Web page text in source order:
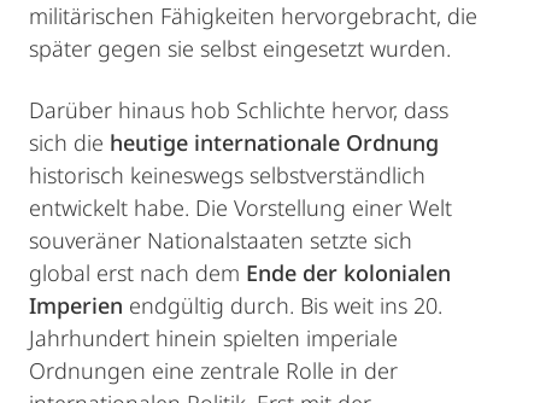
militärischen Fähigkeiten hervorgebracht, die
später gegen sie selbst eingesetzt wurden.
Darüber hinaus hob Schlichte hervor, dass
sich die heutige internationale Ordnung
historisch keineswegs selbstverständlich
entwickelt habe. Die Vorstellung einer Welt
souveräner Nationalstaaten setzte sich
global erst nach dem Ende der kolonialen
Imperien endgültig durch. Bis weit ins 20.
Jahrhundert hinein spielten imperiale
Ordnungen eine zentrale Rolle in der